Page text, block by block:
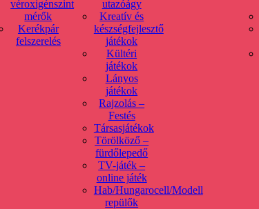
véroxigénszint
mérők
Kerékpár
felszerelés
utazóágy
Kreatív és
készségfejlesztő
játékok
Kültéri
játékok
Lányos
játékok
Rajzolás –
Festés
Társasjátékok
Törölköző –
fürdőlepedő
TV-játék –
online játék
Hab/Hungarocell/Modell
repülők